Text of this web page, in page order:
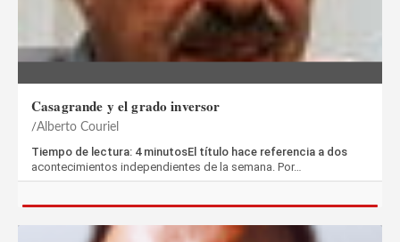
Casagrande y el grado inversor
Alberto Couriel
Tiempo de lectura: 4 minutosEl título hace referencia a dos
acontecimientos independientes de la semana. Por…